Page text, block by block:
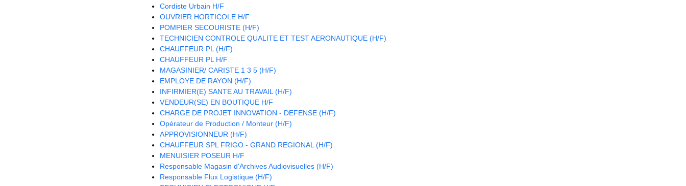
Cordiste Urbain H/F
OUVRIER HORTICOLE H/F
POMPIER SECOURISTE (H/F)
TECHNICIEN CONTROLE QUALITE ET TEST AERONAUTIQUE (H/F)
CHAUFFEUR PL (H/F)
CHAUFFEUR PL H/F
MAGASINIER/ CARISTE 1 3 5 (H/F)
EMPLOYE DE RAYON (H/F)
INFIRMIER(E) SANTE AU TRAVAIL (H/F)
VENDEUR(SE) EN BOUTIQUE H/F
CHARGE DE PROJET INNOVATION - DEFENSE (H/F)
Opérateur de Production / Monteur (H/F)
APPROVISIONNEUR (H/F)
CHAUFFEUR SPL FRIGO - GRAND REGIONAL (H/F)
MENUISIER POSEUR H/F
Responsable Magasin d'Archives Audiovisuelles (H/F)
Responsable Flux Logistique (H/F)